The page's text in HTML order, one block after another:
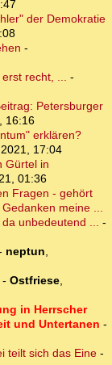
der Demokratie
-
recht, ... -
Petersburger
16:16
erklären?
17:04
Gürtel in
01:36
Fragen - gehört
meine ...
unbedeutend ... -
neptun,
Ostfriese,
in Herrscher
und Untertanen -
teilt sich das Eine-